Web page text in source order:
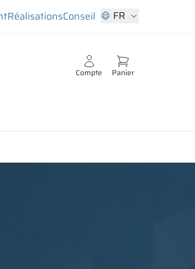
RéalisationsConseil FR
Compte Panier